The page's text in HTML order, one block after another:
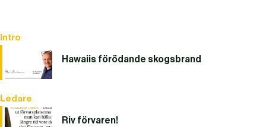
Intro
Hawaiis förödande skogsbrand
Ledare
Riv förvaren!